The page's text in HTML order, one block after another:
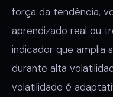
força da tendência,
aprendizado real ou
indicador que amplia
durante alta
volatilidade é